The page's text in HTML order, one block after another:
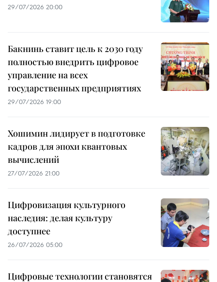
29/07/2026 20:00
Бакнинь ставит цель к 2030 году
полностью внедрить цифровое
управление на всех
государственных предприятиях
29/07/2026 19:00
Хошимин лидирует в подготовке
кадров для эпохи квантовых
вычислений
27/07/2026 21:00
Цифровизация культурного
наследия: делая культуру
доступнее
26/07/2026 05:00
Цифровые технологии становятся